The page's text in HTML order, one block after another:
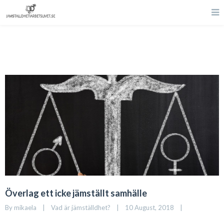
Överlag ett icke jämställt samhälle
By mikaela | Vad är jämställdhet? | 10 August, 2018 |